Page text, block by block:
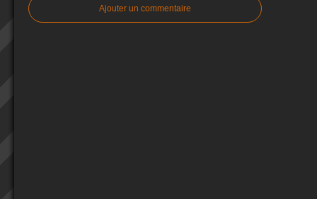
Ajouter un commentaire